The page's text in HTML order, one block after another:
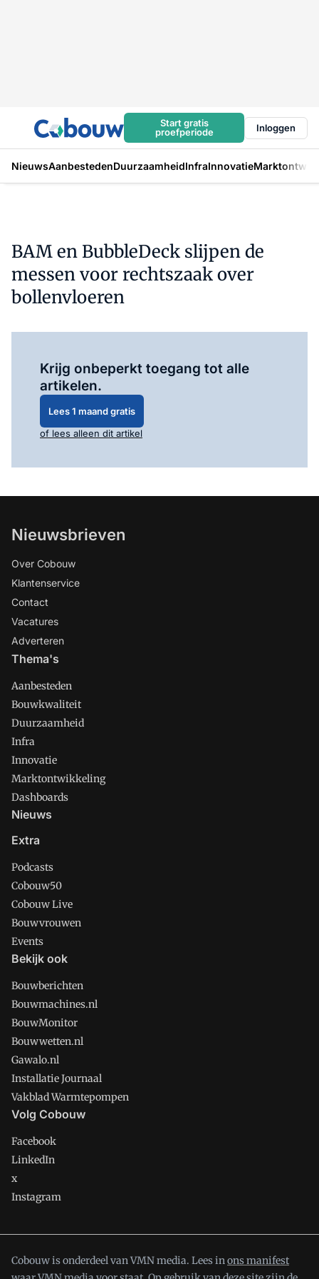
Start gratis
proefperiode
Inloggen
NieuwsAanbestedenDuurzaamheidInfraInnovatie
BAM en BubbleDeck slijpen de
messen voor rechtszaak over
bollenvloeren
Krijg onbeperkt toegang tot alle
artikelen.
Lees 1 maand gratis
of lees alleen dit artikel
Nieuwsbrieven
Over Cobouw
Klantenservice
Contact
Vacatures
Adverteren
Thema's
Aanbesteden
Bouwkwaliteit
Duurzaamheid
Infra
Innovatie
Marktontwikkeling
Dashboards
Nieuws
Extra
Podcasts
Cobouw50
Cobouw Live
Bouwvrouwen
Events
Bekijk ook
Bouwberichten
Bouwmachines.nl
BouwMonitor
Bouwwetten.nl
Gawalo.nl
Installatie Journaal
Vakblad Warmtepompen
Volg Cobouw
Facebook
LinkedIn
x
Instagram
Cobouw is onderdeel van VMN media. Lees inons manifest